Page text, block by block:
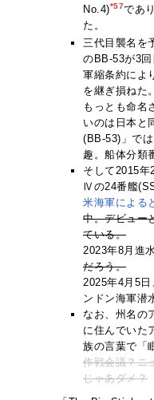
No.4)*57であ
た。
三代目襲名を
のBB-53が3
軍縮条約によ
を継ぎ損ねた。
もっとも命名
いのは日本と
(BB-53)」で
趣。船体分類
そして2015年
Ⅳの24番艦
米海軍による
中。デビュー
ている。
2023年8月進
だろう。
2025年4月5
ンドン海軍潜
なお、州名の
に住んでいた
族の言葉で「
作戦会議？ニ
じゃあダメ？